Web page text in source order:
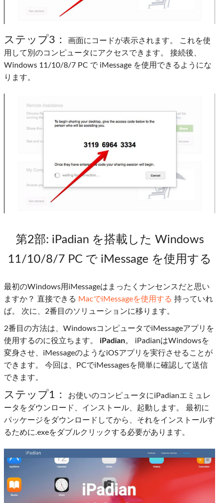
ステップ3：
画面にコードが表示されます。 これを使
用して別のコンピュータにアクセスできます。 接続後、
Windows 11/10/8/7 PC で iMessage を使用できるようにな
ります。
第2部: iPadian を搭載した Windows
11/10/8/7 PC で iMessage を使用する
最初のWindows用iMessageはまったくナンセンスだと思い
ますか？ 直接できる MacでiMessageを使用する 持っていれ
ば。 次に、2番目のソリューションに移ります。
2番目の方法は、WindowsコンピュータでiMessageアプリを
使用するのに役立ちます。 iPadian。 iPadianはWindowsを
変身させ、iMessageのようなiOSアプリを実行させることが
できます。 今回は、PCでiMessagesを簡単に確認して送信
できます。
ステップ1：
お使いのコンピュータにiPadianエミュレ
ータをダウンロード、インストール、起動します。 最初に
パッケージをダウンロードしてから、それをインストールす
るために.exeをダブルクリックする必要があります。